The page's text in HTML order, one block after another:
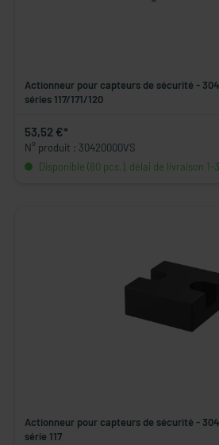
Actionneur pour capteurs de sécurité -
séries 117/171/120
53,52 €*
N° produit : 30420000VS
Disponible (80 pcs.), délai de livraison 1-
Actionneur pour capteurs de sécurité -
série 117